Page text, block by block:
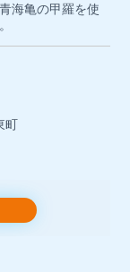
海亀の甲羅を使
町